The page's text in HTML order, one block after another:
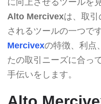
Alto Mercivexは、取引
されるツールの一つで
Mercivexの特徴、利点
たの取引ニーズに合っ
手伝いをします。